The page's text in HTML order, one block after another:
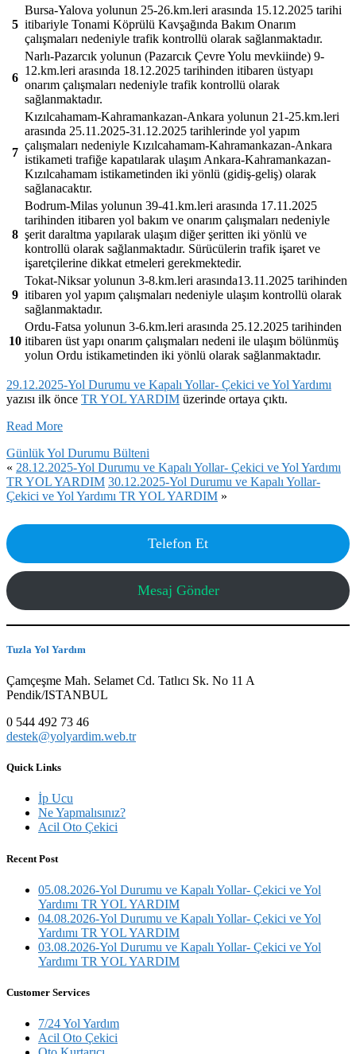
5
Bursa-Yalova yolunun 25-26.km.leri arasında 15.12.2025 tarihi
itibariyle Tonami Köprülü Kavşağında Bakım Onarım
çalışmaları nedeniyle trafik kontrollü olarak sağlanmaktadır.
6
Narlı-Pazarcık yolunun (Pazarcık Çevre Yolu mevkiinde) 9-
12.km.leri arasında 18.12.2025 tarihinden itibaren üstyapı
onarım çalışmaları nedeniyle trafik kontrollü olarak
sağlanmaktadır.
7
Kızılcahamam-Kahramankazan-Ankara yolunun 21-25.km.leri
arasında 25.11.2025-31.12.2025 tarihlerinde yol yapım
çalışmaları nedeniyle Kızılcahamam-Kahramankazan-Ankara
istikameti trafiğe kapatılarak ulaşım Ankara-Kahramankazan-
Kızılcahamam istikametinden iki yönlü (gidiş-geliş) olarak
sağlanacaktır.
8
Bodrum-Milas yolunun 39-41.km.leri arasında 17.11.2025
tarihinden itibaren yol bakım ve onarım çalışmaları nedeniyle
şerit daraltma yapılarak ulaşım diğer şeritten iki yönlü ve
kontrollü olarak sağlanmaktadır. Sürücülerin trafik işaret ve
işaretçilerine dikkat etmeleri gerekmektedir.
9
Tokat-Niksar yolunun 3-8.km.leri arasında13.11.2025 tarihinden
itibaren yol yapım çalışmaları nedeniyle ulaşım kontrollü olarak
sağlanmaktadır.
10
Ordu-Fatsa yolunun 3-6.km.leri arasında 25.12.2025 tarihinden
itibaren üst yapı onarım çalışmaları nedeni ile ulaşım bölünmüş
yolun Ordu istikametinden iki yönlü olarak sağlanmaktadır.
29.12.2025-Yol Durumu ve Kapalı Yollar- Çekici ve Yol Yardımı
yazısı ilk önce TR YOL YARDIM üzerinde ortaya çıktı.
Read More
Günlük Yol Durumu Bülteni
« 28.12.2025-Yol Durumu ve Kapalı Yollar- Çekici ve Yol Yardımı
TR YOL YARDIM 30.12.2025-Yol Durumu ve Kapalı Yollar-
Çekici ve Yol Yardımı TR YOL YARDIM »
Telefon Et
Mesaj Gönder
Tuzla Yol Yardım
Çamçeşme Mah. Selamet Cd. Tatlıcı Sk. No 11 A
Pendik/ISTANBUL
0 544 492 73 46
destek@yolyardim.web.tr
Quick Links
İp Ucu
Ne Yapmalısınız?
Acil Oto Çekici
Recent Post
05.08.2026-Yol Durumu ve Kapalı Yollar- Çekici ve Yol
Yardımı TR YOL YARDIM
04.08.2026-Yol Durumu ve Kapalı Yollar- Çekici ve Yol
Yardımı TR YOL YARDIM
03.08.2026-Yol Durumu ve Kapalı Yollar- Çekici ve Yol
Yardımı TR YOL YARDIM
Customer Services
7/24 Yol Yardım
Acil Oto Çekici